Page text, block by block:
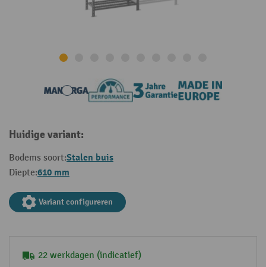
Huidige variant:
Bodems soort:Stalen buis
Diepte:610 mm
Variant configureren
22 werkdagen (indicatief)